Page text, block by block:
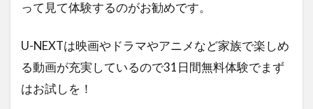
って見て体験するのがお勧めです。
U-NEXTは映画やドラマやアニメなど家族で楽しめ
る動画が充実しているので31日間無料体験でまず
はお試しを！